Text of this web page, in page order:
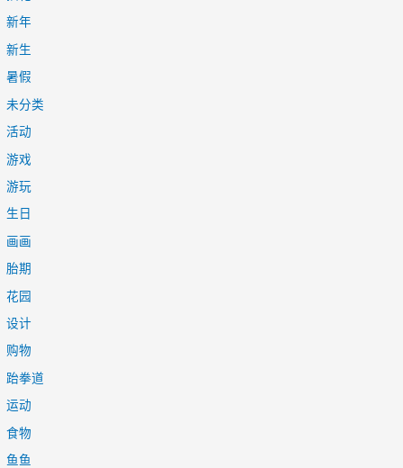
新年
新生
暑假
未分类
活动
游戏
游玩
生日
画画
胎期
花园
设计
购物
跆拳道
运动
食物
鱼鱼